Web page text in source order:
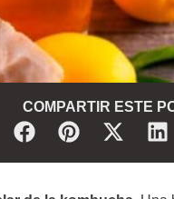
COMPARTIR ESTE